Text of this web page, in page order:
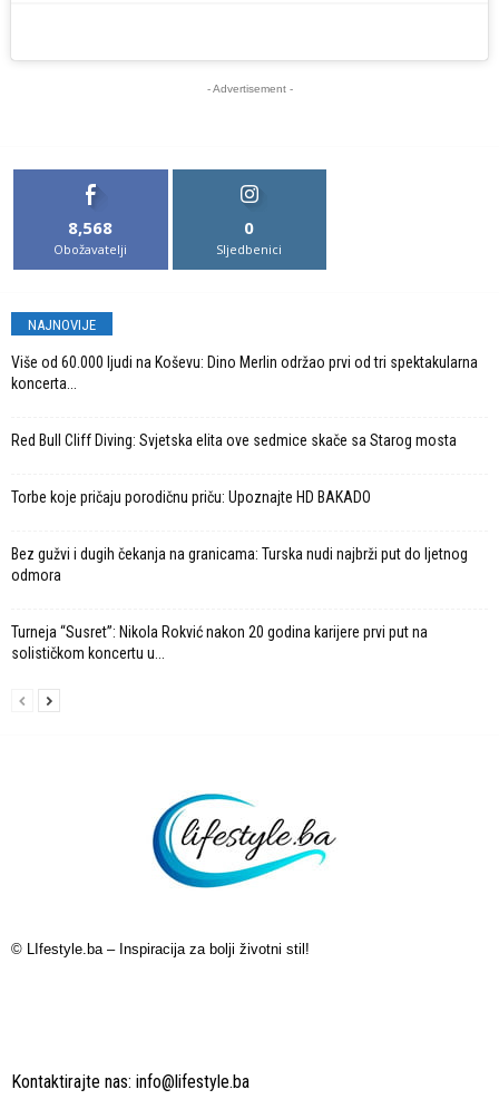
- Advertisement -
8,568
Obožavatelji
0
Sljedbenici
NAJNOVIJE
Više od 60.000 ljudi na Koševu: Dino Merlin održao prvi od tri spektakularna
koncerta...
Red Bull Cliff Diving: Svjetska elita ove sedmice skače sa Starog mosta
Torbe koje pričaju porodičnu priču: Upoznajte HD BAKADO
Bez gužvi i dugih čekanja na granicama: Turska nudi najbrži put do ljetnog
odmora
Turneja “Susret”: Nikola Rokvić nakon 20 godina karijere prvi put na
solističkom koncertu u...
© LIfestyle.ba – Inspiracija za bolji životni stil!
Kontaktirajte nas: info@lifestyle.ba